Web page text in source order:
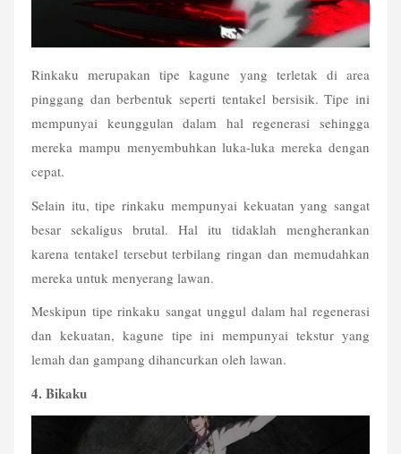
Rinkaku merupakan tipe kagune yang terletak di area
pinggang dan berbentuk seperti tentakel bersisik. Tipe ini
mempunyai keunggulan dalam hal regenerasi sehingga
mereka mampu menyembuhkan luka-luka mereka dengan
cepat.
Selain itu, tipe rinkaku mempunyai kekuatan yang sangat
besar sekaligus brutal. Hal itu tidaklah mengherankan
karena tentakel tersebut terbilang ringan dan memudahkan
mereka untuk menyerang lawan.
Meskipun tipe rinkaku sangat unggul dalam hal regenerasi
dan kekuatan, kagune tipe ini mempunyai tekstur yang
lemah dan gampang dihancurkan oleh lawan.
4. Bikaku